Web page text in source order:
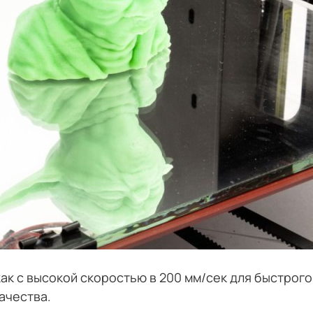
с высокой скоростью в 200 мм/сек для